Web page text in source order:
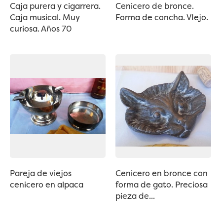
Caja purera y cigarrera.
Caja musical. Muy
curiosa. Años 70
Cenicero de bronce.
Forma de concha. VIejo.
Pareja de viejos
cenicero en alpaca
Cenicero en bronce con
forma de gato. Preciosa
pieza de...